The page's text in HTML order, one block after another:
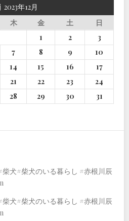
2023年12月
木 金 土
日
1
2
3
7 8 9
10
14 15 16
17
21 22 23
24
28 29 30
31
柴犬#柴犬のいる暮らし #赤根川辰
柴犬#柴犬のいる暮らし #赤根川辰